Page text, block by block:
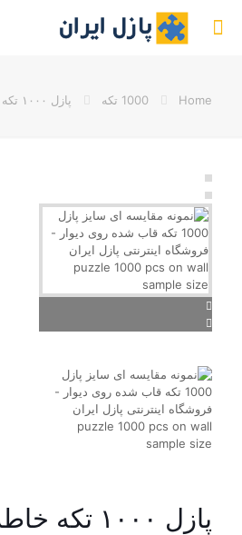
Home 1000 تکه پازل ۱۰۰۰ تکه خاطرات تابستان
پازل ۱۰۰۰ تکه خاطرات تابستان